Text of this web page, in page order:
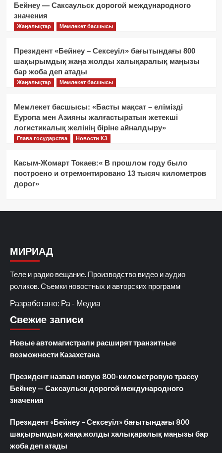
Бейнеу — Саксаульск дорогой международного
значения
Жаңалықтар Мемлекет басшысы
Президент «Бейнеу – Сексеуіл» бағытындағы 800
шақырымдық жаңа жолды халықаралық маңызы
бар жоба деп атады
Жаңалықтар Мемлекет басшысы
Мемлекет басшысы: «Басты мақсат – елімізді
Еуропа мен Азияны жалғастыратын жетекші
логистикалық желінің біріне айналдыру»
Глава государства Новости КЗ
Касым-Жомарт Токаев:« В прошлом году было
построено и отремонтировано 13 тысяч километров
дорог»
МИРИАД
Теле и радио вещание. Производство видео и аудио
роликов. Съемки новостных и авторских программ
Разработано: Ра - Медиа
Свежие записи
Новые автомагистрали расширят транзитные
возможности Казахстана
Президент назвал новую 800-километровую трассу
Бейнеу — Саксаульск дорогой международного
значения
Президент «Бейнеу – Сексеуіл» бағытындағы 800
шақырымдық жаңа жолды халықаралық маңызы бар
жоба деп атады